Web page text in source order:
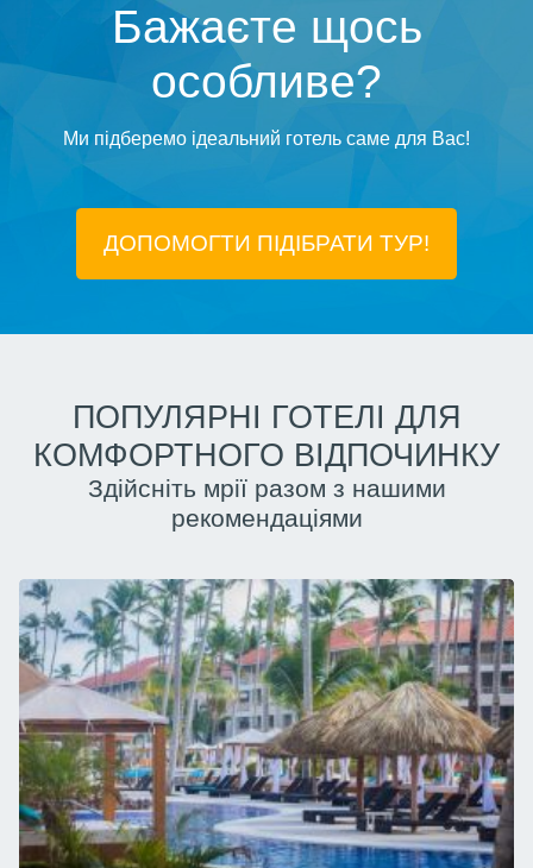
Бажаєте щось
особливе?
Ми підберемо ідеальний готель саме для Вас!
ДОПОМОГТИ ПІДIБРАТИ ТУР!
ПОПУЛЯРНІ ГОТЕЛІ ДЛЯ
КОМФОРТНОГО ВІДПОЧИНКУ
Здійсніть мрії разом з нашими
рекомендаціями